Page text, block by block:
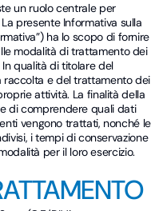
un ruolo centrale per
presente Informativa sulla
ha lo scopo di fornire
modalità di trattamento dei
qualità di titolare del
raccolta e del trattamento dei
attività. La finalità della
di comprendere quali dati
vengono trattati, nonché le
i tempi di conservazione
per il loro esercizio.